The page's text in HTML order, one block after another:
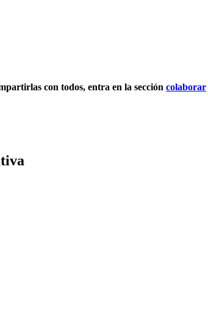
con todos, entra en la sección colaborar